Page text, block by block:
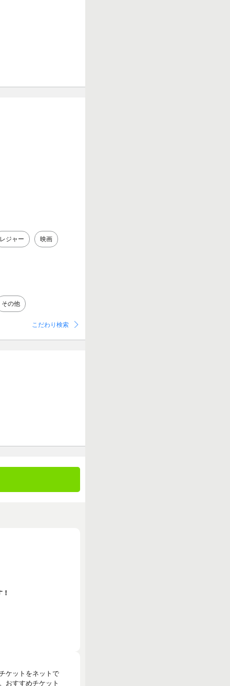
レジャー 映画
その他
こだわり検索
ケットをネットで
おすすめチケット